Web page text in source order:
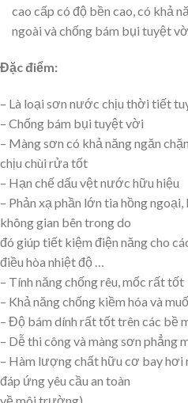
cao cấp có độ bền cao, có khả
ngoài và chống bám bụi tuyệt
Đặc điểm:
– Là loại sơn nước chịu thời tiết
– Chống bám bụi tuyệt vời
– Màng sơn có khả năng ngăn
chịu chùi rửa tốt
– Hạn chế dấu vệt nước hữu hiệu
– Phản xạ phần lớn tia hồng
không gian bên trong do
đó giúp tiết kiệm điện năng cho
điều hòa nhiệt độ …
– Tính năng chống rêu, mốc rất tốt
– Khả năng chống kiềm hóa và
– Độ bám dính rất tốt trên các bề
– Dễ thi công và màng sơn phẳng
– Hàm lượng chất hữu cơ bay hơi
đáp ứng yêu cầu an toàn